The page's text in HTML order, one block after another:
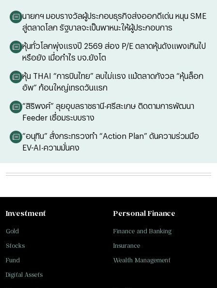
นายกฯ มอบรางวัลผู้ประกอบธุรกิจส่งออกดีเด่น หนุน SME
สู่ตลาดโลก รัฐบาลจะเป็นพาหนะให้ผู้ประกอบการ
หุ้นทั่วโลกพุ่งแรงปี 2569 ส่อง P/E ตลาดหุ้นดังแพงเกินไป
หรือยัง เมื่อกำไร บจ.ยังโต
หุ้น THAI “การบินไทย” ลบไม่แรง แม้ตลาดกังวล “หุ้นล็อก
อัพ” ก้อนใหญ่เทรดวันแรก
“สิริพงศ์” ลุยอุบลราชธานี-ศรีสะเกษ ติดตามการพัฒนา
Feeder เชื่อมระบบราง
“อนุทิน” สั่งกระทรวงทำ “Action Plan” ดันความร่วมมือ
EV-AI-ความมั่นคง
Investment
Gold
Stocks
Fund
Digital Assets
Personal Finance
Finance and Banking
Insurance
Wealth Management